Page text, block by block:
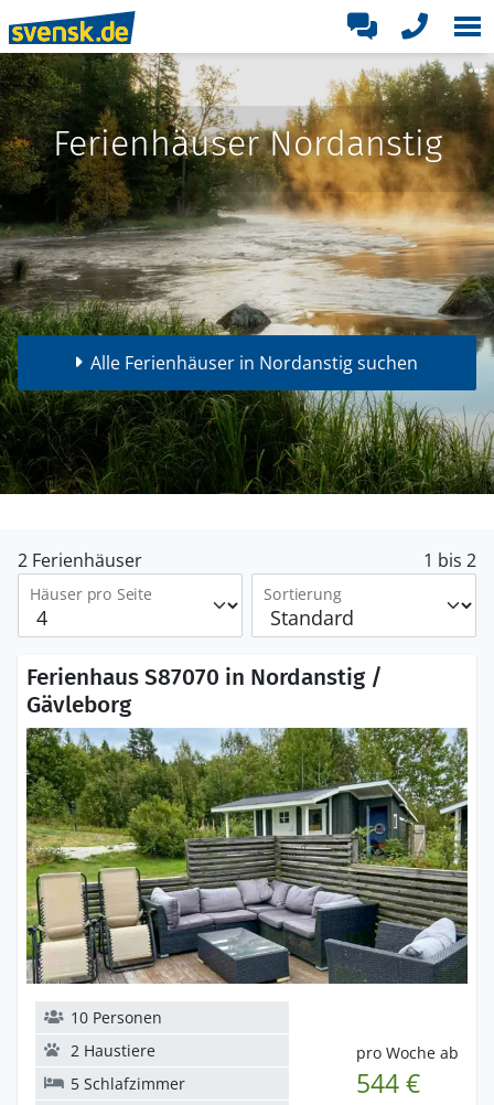
Ferienhäuser Nordanstig
Alle Ferienhäuser in Nordanstig suchen
2 Ferienhäuser 1 bis 2
Häuser pro Seite Sortierung
Ferienhaus S87070 in Nordanstig /
Gävleborg
pro Woche ab
544 €
10 Personen
2 Haustiere
5 Schlafzimmer